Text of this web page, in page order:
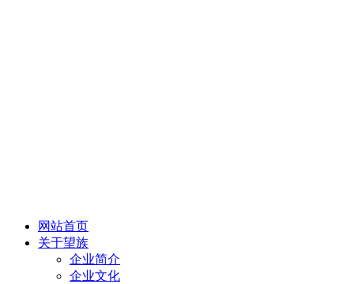
网站首页
关于望族
企业简介
企业文化